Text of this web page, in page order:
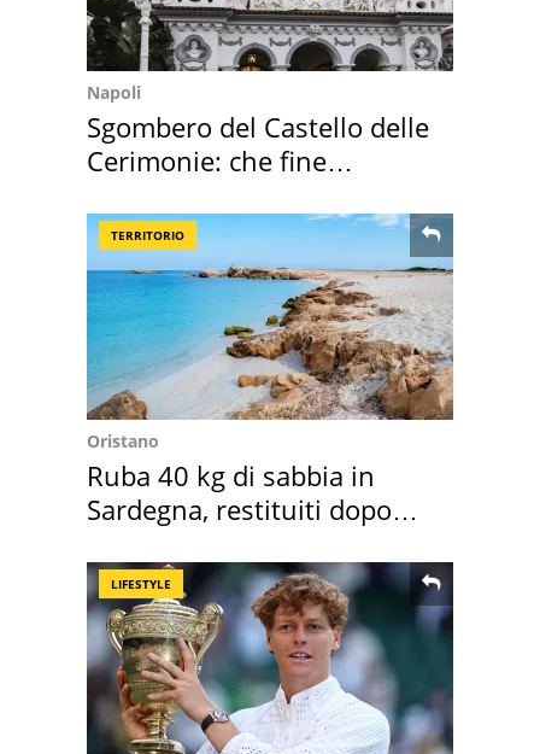
Napoli
Sgombero del Castello delle
Cerimonie: che fine
TERRITORIO
Oristano
Ruba 40 kg di sabbia in
Sardegna, restituiti dopo
LIFESTYLE